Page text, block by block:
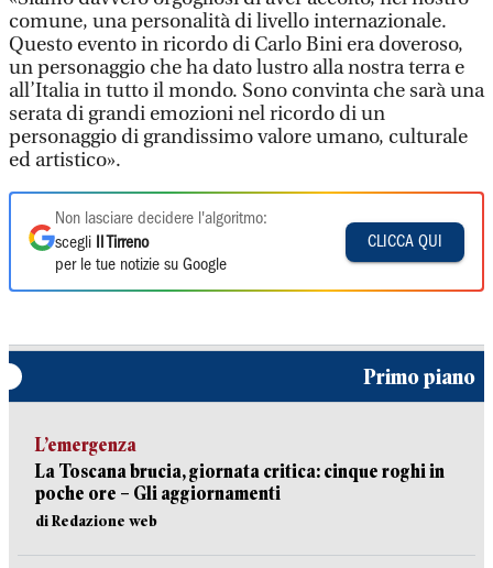
comune, una personalità di livello internazionale.
Questo evento in ricordo di Carlo Bini era doveroso,
un personaggio che ha dato lustro alla nostra terra e
all’Italia in tutto il mondo. Sono convinta che sarà una
serata di grandi emozioni nel ricordo di un
personaggio di grandissimo valore umano, culturale
ed artistico».
Non lasciare decidere l'algoritmo:
scegli
Il Tirreno
per le tue notizie su Google
CLICCA QUI
Primo piano
L’emergenza
La Toscana brucia, giornata critica: cinque roghi in
poche ore – Gli aggiornamenti
di Redazione web